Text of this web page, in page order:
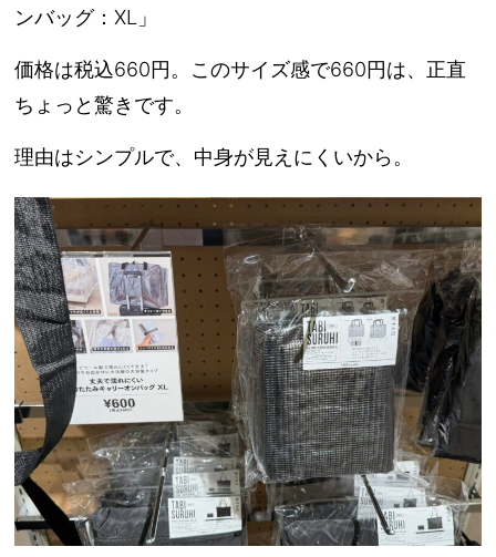
ンバッグ：XL」
価格は税込660円。このサイズ感で660円は、正直
ちょっと驚きです。
理由はシンプルで、 中身が見えにくいから。